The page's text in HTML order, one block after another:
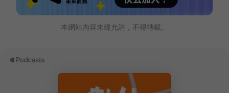
本網站內容未經允許，不得轉載。